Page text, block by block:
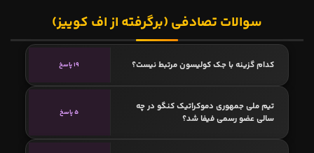
سوالات تصادفی (برگرفته از اف کوییز)
کدام گزینه با جک کولیسون مرتبط نیست؟ 19 پاسخ
تیم ملی جمهوری دموکراتیک کنگو در چه
سالی عضو رسمی فیفا شد؟
5 پاسخ